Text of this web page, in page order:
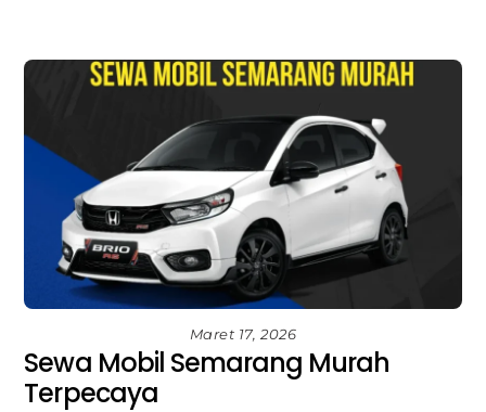
Maret 17, 2026
Sewa Mobil Semarang Murah
Terpecaya